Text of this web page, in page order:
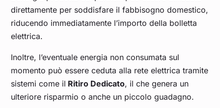
direttamente per soddisfare il fabbisogno domestico,
riducendo immediatamente l’importo della bolletta
elettrica.
Inoltre, l’eventuale energia non consumata sul
momento può essere ceduta alla rete elettrica tramite
sistemi come il Ritiro Dedicato, il che genera un
ulteriore risparmio o anche un piccolo guadagno.